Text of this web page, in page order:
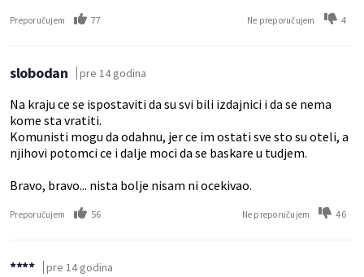
Preporučujem 77 Ne preporučujem 4
slobodan pre 14 godina
Na kraju ce se ispostaviti da su svi bili izdajnici i da se nema
kome sta vratiti.
Komunisti mogu da odahnu, jer ce im ostati sve sto su oteli, a
njihovi potomci ce i dalje moci da se baskare u tudjem.
Bravo, bravo... nista bolje nisam ni ocekivao.
Preporučujem 56 Ne preporučujem 46
**** pre 14 godina